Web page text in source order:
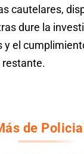
cautelares,
dure la
y el
restante.
de